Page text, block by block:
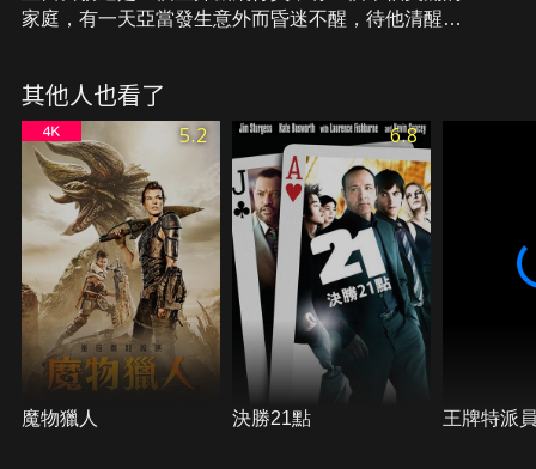
家庭，有一天亞當發生意外而昏迷不醒，待他清醒痊
有人違法複製人類，亞當可以追查出幕後的真相與陰
謀，爭回自己的生活和家庭嗎？
其他人也看了
5.2
魔物獵人
6.8
決勝21點 王牌特派